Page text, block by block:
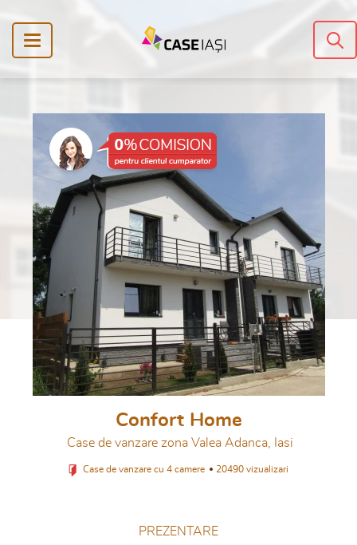
Confort Home
Case de vanzare zona Valea Adanca, Iasi
Case de vanzare cu 4 camere 20490 vizualizari
PREZENTARE